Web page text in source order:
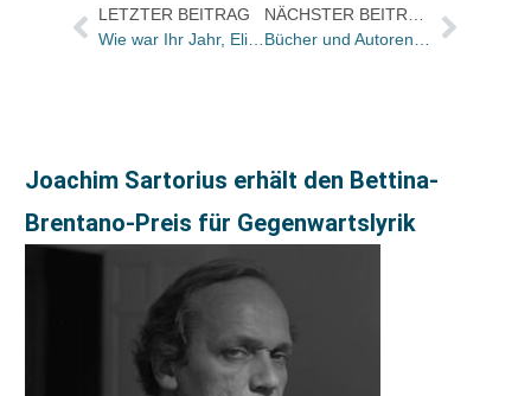
LETZTER BEITRAG
Wie war Ihr Jahr, Elisabeth Raabe und Regina Vitali?
Joachim Sartorius erhält den Bettina-
Brentano-Preis für Gegenwartslyrik